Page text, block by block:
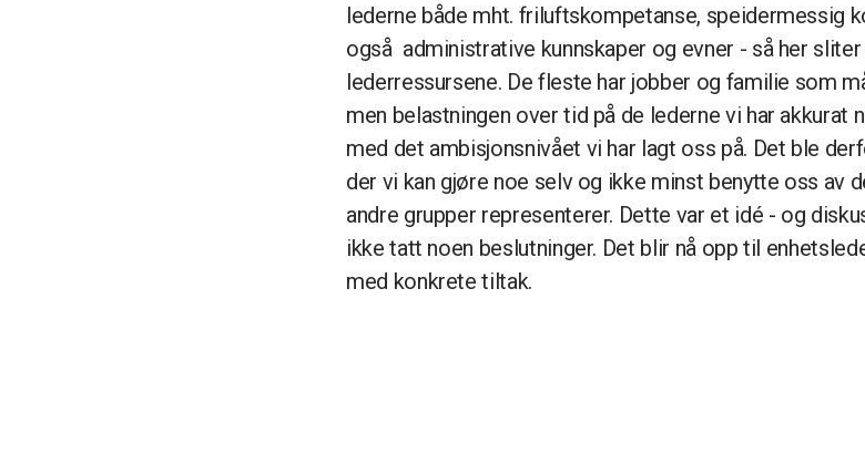
lederne både mht. friluftskompetanse, speidermessig
også administrative kunnskaper og evner - så her
lederressursene. De fleste har jobber og familie som
men belastningen over tid på de lederne vi har akkurat
med det ambisjonsnivået vi har lagt oss på. Det ble
der vi kan gjøre noe selv og ikke minst benytte oss av
andre grupper representerer. Dette var et idé - og
ikke tatt noen beslutninger. Det blir nå opp til
med konkrete tiltak.